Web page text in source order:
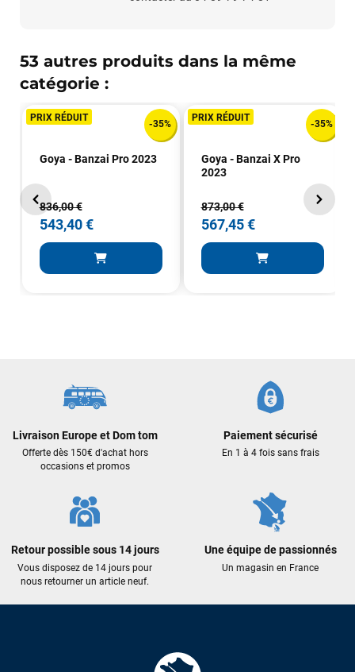
53 autres produits dans la même
catégorie :
PRIX RÉDUIT
-35%
Goya - Banzai Pro 2023
836,00 €
543,40 €
PRIX RÉDUIT
-35%
Goya - Banzai X Pro
2023
873,00 €
567,45 €
Livraison Europe et Dom tom
Offerte dès 150€ d'achat hors
occasions et promos
Paiement sécurisé
En 1 à 4 fois sans frais
Retour possible sous 14 jours
Vous disposez de 14 jours pour
nous retourner un article neuf.
Une équipe de passionnés
Un magasin en France